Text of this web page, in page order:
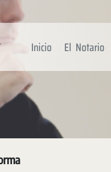
Inicio El Notario